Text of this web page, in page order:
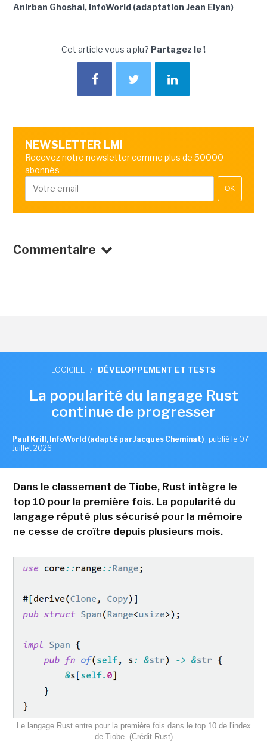
Anirban Ghoshal, InfoWorld (adaptation Jean Elyan)
Cet article vous a plu? Partagez le !
NEWSLETTER LMI
Recevez notre newsletter comme plus de 50000
abonnés
OK
Commentaire
LOGICIEL / DÉVELOPPEMENT ET TESTS
La popularité du langage Rust
continue de progresser
Paul Krill, InfoWorld (adapté par Jacques Cheminat) , publié le 07
Juillet 2026
Dans le classement de Tiobe, Rust intègre le
top 10 pour la première fois. La popularité du
langage réputé plus sécurisé pour la mémoire
ne cesse de croître depuis plusieurs mois.
Le langage Rust entre pour la première fois dans le top 10 de l'index
de Tiobe. (Crédit Rust)